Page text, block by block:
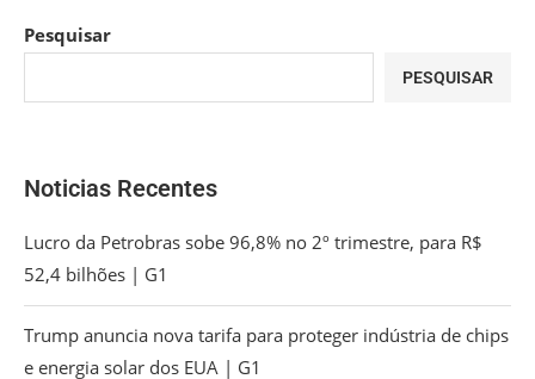
Pesquisar
PESQUISAR
Noticias Recentes
Lucro da Petrobras sobe 96,8% no 2º trimestre, para R$
52,4 bilhões | G1
Trump anuncia nova tarifa para proteger indústria de chips
e energia solar dos EUA | G1